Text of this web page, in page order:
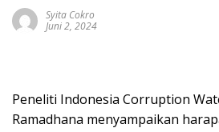
Syita Cokro
Juni 2, 2024
Peneliti Indonesia Corruption
Ramadhana menyampaikan